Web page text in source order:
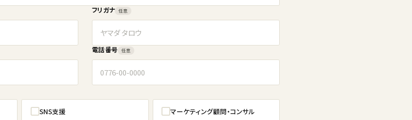
フリガナ 任意
電話番号 任意
SNS支援 マーケティング顧問・コンサル